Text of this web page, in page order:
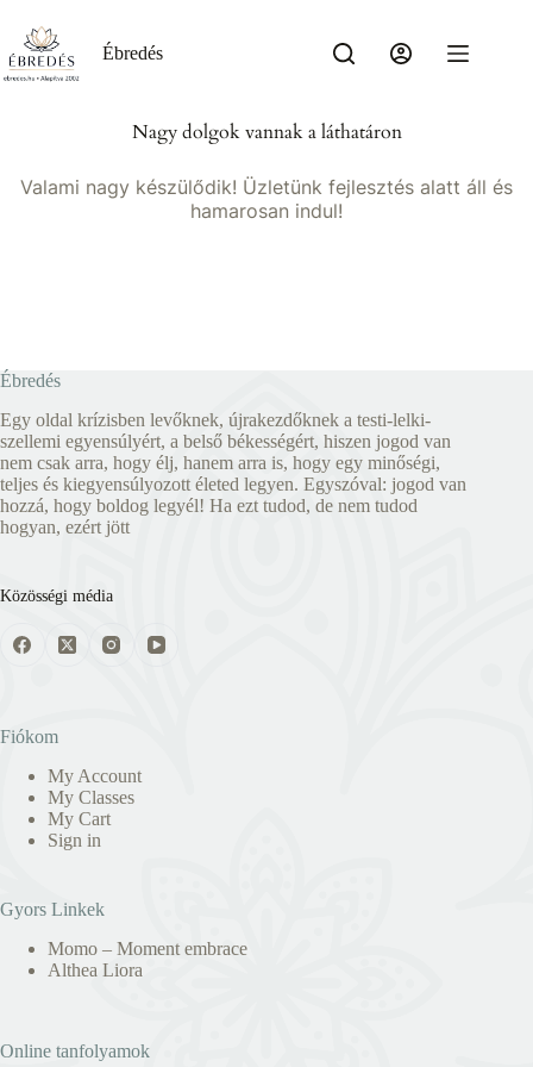
content
Ébredés
Nagy dolgok vannak a láthatáron
Valami nagy készülődik! Üzletünk fejlesztés alatt áll és
hamarosan indul!
Ébredés
Egy oldal krízisben levőknek, újrakezdőknek a testi-lelki-
szellemi egyensúlyért, a belső békességért, hiszen jogod van
nem csak arra, hogy élj, hanem arra is, hogy egy minőségi,
teljes és kiegyensúlyozott életed legyen. Egyszóval: jogod van
hozzá, hogy boldog legyél! Ha ezt tudod, de nem tudod
hogyan, ezért jött
Közösségi média
Fiókom
My Account
My Classes
My Cart
Sign in
Gyors Linkek
Momo – Moment embrace
Althea Liora
Online tanfolyamok